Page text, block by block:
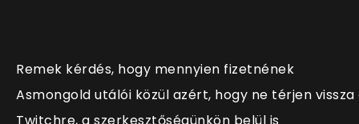
Remek kérdés, hogy mennyien fizetnének
Asmongold utálói közül azért, hogy ne térjen vissza